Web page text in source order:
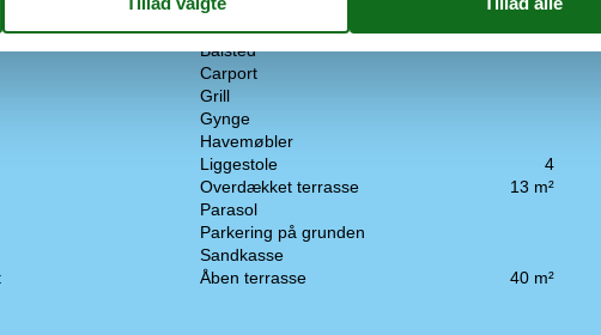
Udenfor
Bålsted
Carport
Grill
Gynge
Havemøbler
Liggestole
4
Overdækket terrasse
13 m²
Parasol
Parkering på grunden
Sandkasse
Åben terrasse
40 m²